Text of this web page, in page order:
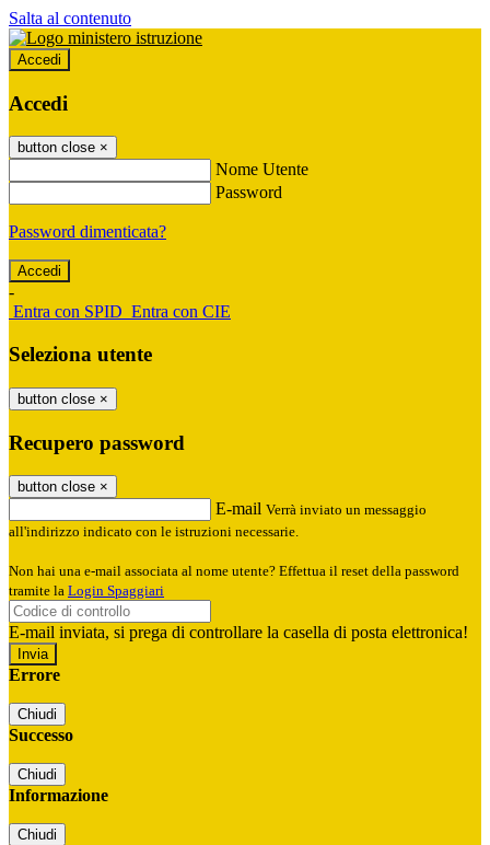
Salta al contenuto
Accedi
Accedi
button close ×
Nome Utente
Password
Password dimenticata?
-
Entra con SPID Entra con CIE
Seleziona utente
button close ×
Recupero password
button close ×
E-mail Verrà inviato un messaggio
all'indirizzo indicato con le istruzioni necessarie.
Non hai una e-mail associata al nome utente? Effettua il reset della password
tramite la Login Spaggiari
E-mail inviata, si prega di controllare la casella di posta elettronica!
Errore
Chiudi
Successo
Chiudi
Informazione
Chiudi